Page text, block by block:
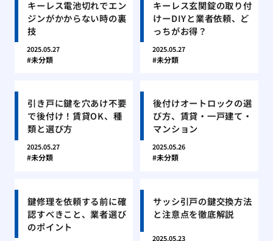
キーレス電池切れでエン
ジンがかからない時の裏
技
2025.05.27
未分類
キーレス玄関錠の取り付
けーDIYと業者依頼、ど
っちがお得？
2025.05.27
未分類
引き戸に鍵を穴あけ不要
で後付け！賃貸OK、種
類と選び方
2025.05.27
未分類
後付けオートロックの選
び方、賃貸・一戸建て・
マンション
2025.05.26
未分類
鍵修理を依頼する前に確
認すべきこと、業者選び
のポイント
サッシ引戸の鍵交換方法
と注意点を徹底解説
2025.05.23